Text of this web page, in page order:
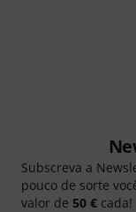
Subscreva a
pouco de sorte
valor de 50 € cada!